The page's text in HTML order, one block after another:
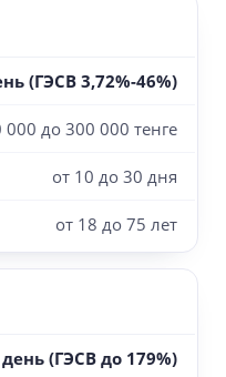
(ГЭСВ 3,72%-46%)
000 до 300 000 тенге
от 10 до 30 дня
от 18 до 75 лет
(ГЭСВ до 179%)